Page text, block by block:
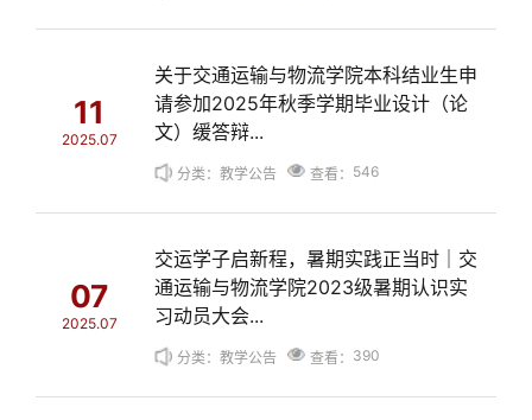
11
2025.07
关于交通运输与物流学院本科结业生申
请参加2025年秋季学期毕业设计（论
文）缓答辩...
分类：教学公告 查看： 546
07
2025.07
交运学子启新程，暑期实践正当时｜交
通运输与物流学院2023级暑期认识实
习动员大会...
分类：教学公告 查看： 390